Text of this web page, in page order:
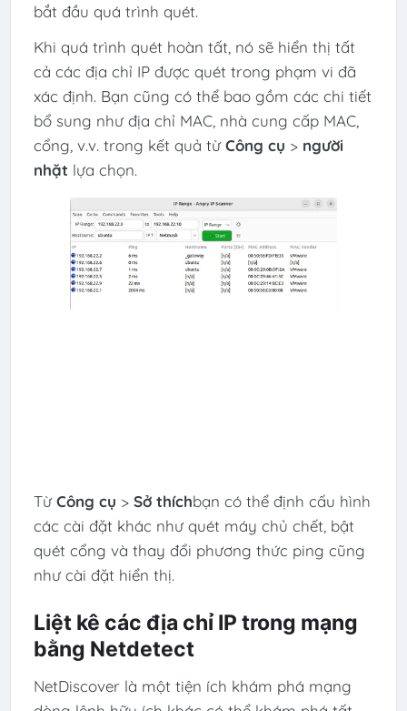
bắt đầu quá trình quét.
Khi quá trình quét hoàn tất, nó sẽ hiển thị tất
cả các địa chỉ IP được quét trong phạm vi đã
xác định. Bạn cũng có thể bao gồm các chi tiết
bổ sung như địa chỉ MAC, nhà cung cấp MAC,
cổng, v.v. trong kết quả từCông cụ > người
nhặt lựa chọn.
TừCông cụ > Sở thíchbạn có thể định cấu hình
các cài đặt khác như quét máy chủ chết, bật
quét cổng và thay đổi phương thức ping cũng
như cài đặt hiển thị.
Liệt kê các địa chỉ IP trong mạng
bằng Netdetect
NetDiscover là một tiện ích khám phá mạng